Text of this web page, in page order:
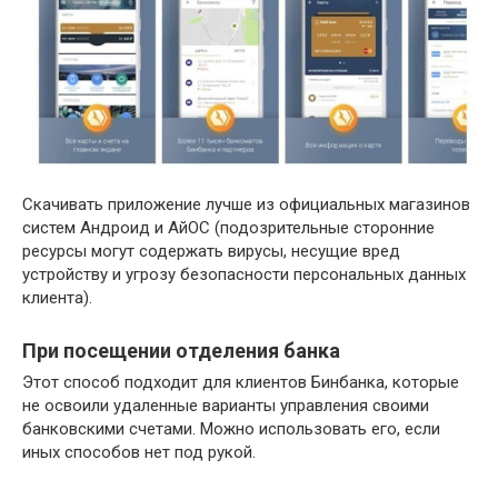
Скачивать приложение лучше из официальных магазинов
систем Андроид и АйОС (подозрительные сторонние
ресурсы могут содержать вирусы, несущие вред
устройству и угрозу безопасности персональных данных
клиента).
При посещении отделения банка
Этот способ подходит для клиентов Бинбанка, которые
не освоили удаленные варианты управления своими
банковскими счетами. Можно использовать его, если
иных способов нет под рукой.